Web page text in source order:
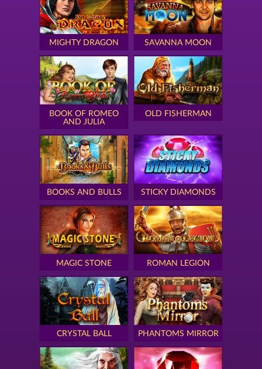
MIGHTY DRAGON SAVANNA MOON
BOOK OF ROMEO
AND JULIA
OLD FISHERMAN
BOOKS AND BULLS STICKY DIAMONDS
MAGIC STONE ROMAN LEGION
CRYSTAL BALL PHANTOMS MIRROR